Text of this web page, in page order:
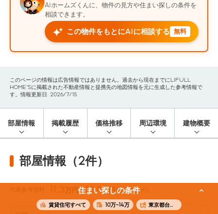
住まい探しの条件
賃貸住宅すべて 10万~14万 東京都台東区
AIホームズくんに、物件の見方や住まい探しの条件を
相談できます。
この物件をもとにAIに相談する 無料
このページの情報は広告情報ではありません。過去から現在までにLIFULL
HOME'Sに掲載された不動産情報と提携先の地図情報を元に生成した参考情報で
す。情報更新日: 2026/7/15
部屋情報 掲載履歴 価格推移 周辺環境 建物概要
部屋情報（2件）
11.3 万円〜12.8万円(25.26m²)